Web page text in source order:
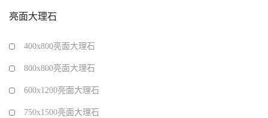
亮面大理石
400x800亮面大理石
800x800亮面大理石
600x1200亮面大理石
750x1500亮面大理石